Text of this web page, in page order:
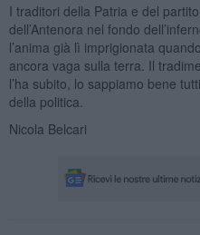
I traditori della Patria e del
dell’Antenora nel fondo
l’anima già lì imprigionata
ancora vaga sulla terra. Il
l’ha subito, lo sappiamo bene
della politica.
Nicola Belcari